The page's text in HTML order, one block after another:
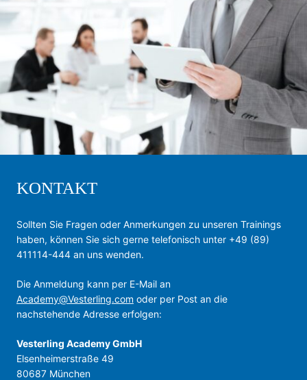
KONTAKT
Sollten Sie Fragen oder Anmerkungen zu unseren Trainings
haben, können Sie sich gerne telefonisch unter +49 (89)
411114-444 an uns wenden.
Die Anmeldung kann per E-Mail an
Academy@Vesterling.com oder per Post an die
nachstehende Adresse erfolgen:
Vesterling Academy GmbH
Elsenheimerstraße 49
80687 München